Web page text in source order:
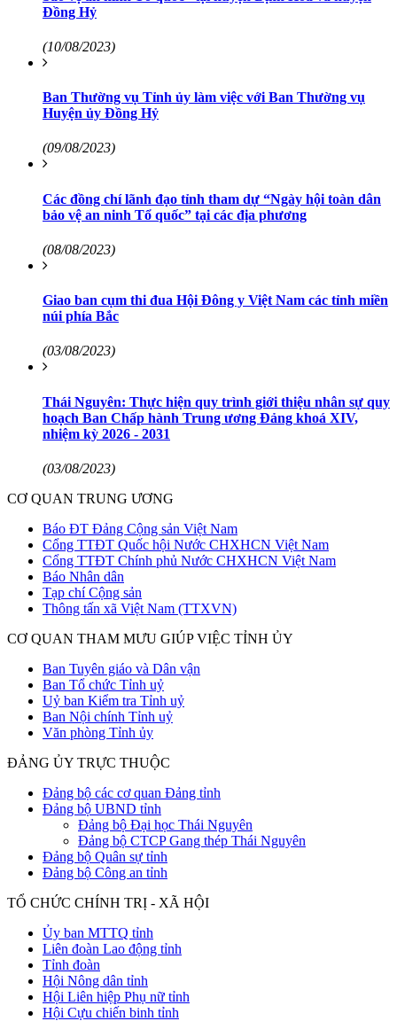
Đồng Hỷ
(10/08/2023)
Ban Thường vụ Tỉnh ủy làm việc với Ban Thường vụ
Huyện ủy Đồng Hỷ
(09/08/2023)
Các đồng chí lãnh đạo tỉnh tham dự “Ngày hội toàn dân
bảo vệ an ninh Tổ quốc” tại các địa phương
(08/08/2023)
Giao ban cụm thi đua Hội Đông y Việt Nam các tỉnh miền
núi phía Bắc
(03/08/2023)
Thái Nguyên: Thực hiện quy trình giới thiệu nhân sự quy
hoạch Ban Chấp hành Trung ương Đảng khoá XIV,
nhiệm kỳ 2026 - 2031
(03/08/2023)
CƠ QUAN TRUNG ƯƠNG
Báo ĐT Đảng Cộng sản Việt Nam
Cổng TTĐT Quốc hội Nước CHXHCN Việt Nam
Cổng TTĐT Chính phủ Nước CHXHCN Việt Nam
Báo Nhân dân
Tạp chí Cộng sản
Thông tấn xã Việt Nam (TTXVN)
CƠ QUAN THAM MƯU GIÚP VIỆC TỈNH ỦY
Ban Tuyên giáo và Dân vận
Ban Tổ chức Tỉnh uỷ
Uỷ ban Kiểm tra Tỉnh uỷ
Ban Nội chính Tỉnh uỷ
Văn phòng Tỉnh ủy
ĐẢNG ỦY TRỰC THUỘC
Đảng bộ các cơ quan Đảng tỉnh
Đảng bộ UBND tỉnh
Đảng bộ Đại học Thái Nguyên
Đảng bộ CTCP Gang thép Thái Nguyên
Đảng bộ Quân sự tỉnh
Đảng bộ Công an tỉnh
TỔ CHỨC CHÍNH TRỊ - XÃ HỘI
Ủy ban MTTQ tỉnh
Liên đoàn Lao động tỉnh
Tỉnh đoàn
Hội Nông dân tỉnh
Hội Liên hiệp Phụ nữ tỉnh
Hội Cựu chiến binh tỉnh